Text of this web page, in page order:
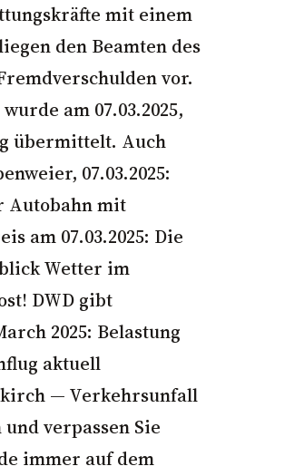
mit einem
den Beamten des
vor.
am 07.03.2025,
übermittelt. Auch
07.03.2025:
Autobahn mit
am 07.03.2025: Die
Wetter im
DWD gibt
2025: Belastung
aktuell
— Verkehrsunfall
verpassen Sie
immer auf dem